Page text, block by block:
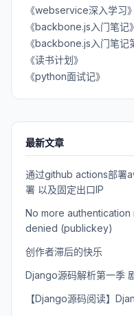
《webservice深入学习》
《backbone.js入门笔记》
《backbone.js入门笔记
《读书计划》
《python面试记》
最新文章
通过github actions部署
署 以及固定出口IP
No more authentication
denied (publickey)
创作者滞后的快乐
Django源码解析第一季
【Django源码阅读】